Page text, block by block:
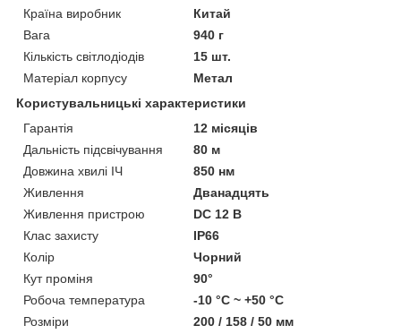
Країна виробник
Китай
Вага
940 г
Кількість світлодіодів
15 шт.
Матеріал корпусу
Метал
Користувальницькі характеристики
Гарантія
12 місяців
Дальність підсвічування
80 м
Довжина хвилі ІЧ
850 нм
Живлення
Дванадцять
Живлення пристрою
DC 12 В
Клас захисту
IP66
Колір
Чорний
Кут проміня
90°
Робоча температура
-10 °C ~ +50 °C
Розміри
200 / 158 / 50 мм